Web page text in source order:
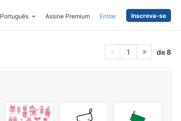
Português Assine Premium Entrar Inscreva-se
1 de 8